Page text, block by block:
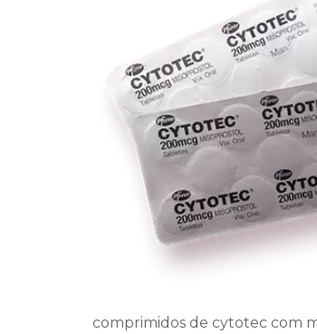
comprimidos de cytotec com